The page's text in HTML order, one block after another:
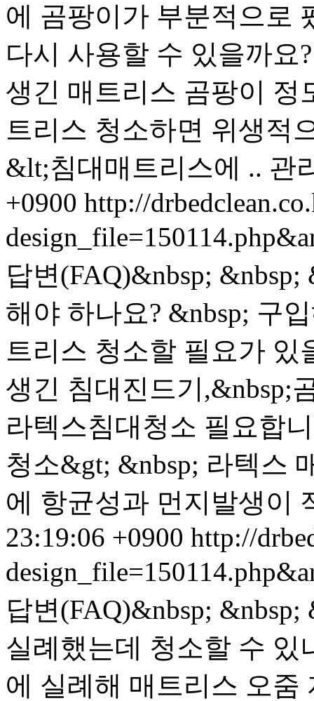
에 곰팡이가 부분적으로
다시 사용할 수 있을까요
생긴 매트리스 곰팡이 정
트리스 청소하면 위생적
&lt;침대매트리스에 .. 관
+0900 http://
답변(FAQ)&nbsp;
해야 하나요? &nbsp; 구
트리스 청소할 필요가 있
생긴 침대진드기,&nbsp;
라텍스침대청소 필요합
청소&gt; &nbsp; 라텍스
에 항균성과 먼지발생이
23:19:06 +0900 http://
답변(FAQ)&nbsp;
실례했는데 청소할 수 있
에 실례해 매트리스 오줌